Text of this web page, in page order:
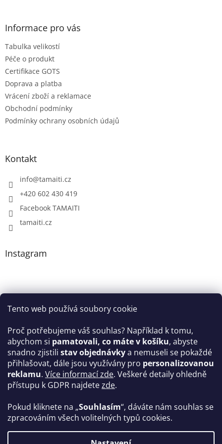
Tento web používá soubory cookie
Proč potřebujeme váš souhlas? Například k tomu,
abychom si pamatovali, co máte v košíku, abyste
snadno zjistili stav objednávkya nemuseli se pokaždé
přihlašovat, dále jsou využívány pro personalizovanou
reklamu. Více informací zde. Veškeré detaily ohledně
přístupu k GDPR najdetezde.
Pokud kliknete na „Souhlasím“, dáváte nám souhlas se
zpracováním všech volitelných typů cookies.
Informace pro vás
Tabulka velikostí
Péče o produkt
Certifikace GOTS
Doprava a platba
Vrácení zboží a reklamace
Obchodní podmínky
Podmínky ochrany osobních údajů
Kontakt
info@tamaiti.cz
+420 602 430 419
Facebook TAMAITI
tamaiti.cz
Instagram
Sledovat na Instagramu
Facebook